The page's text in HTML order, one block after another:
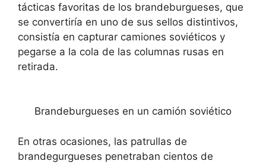
tácticas favoritas de los brandeburgueses, que
se convertiría en uno de sus sellos distintivos,
consistía en capturar camiones soviéticos y
pegarse a la cola de las columnas rusas en
retirada.
Brandeburgueses en un camión soviético
En otras ocasiones, las patrullas de
brandegurgueses penetraban cientos de